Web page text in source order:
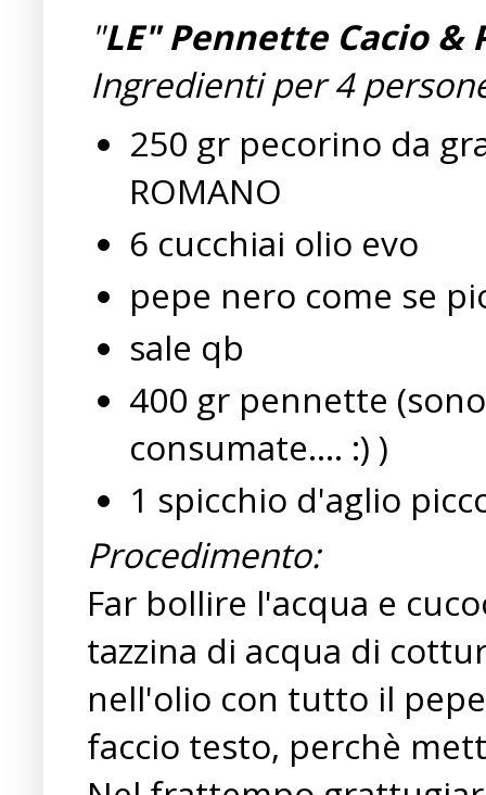
"LE" Pennette Cacio &
Ingredienti per 4
250 gr pecorino da
ROMANO
6 cucchiai olio evo
pepe nero come se
sale qb
400 gr pennette
consumate.... :) )
1 spicchio d'aglio
Procedimento:
Far bollire l'acqua e
tazzina di acqua di
nell'olio con tutto il
faccio testo, perchè